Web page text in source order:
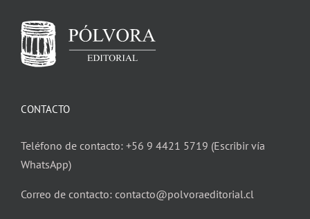
CONTACTO
Teléfono de contacto: +56 9 4421 5719 (Escribir vía
WhatsApp)
Correo de contacto: contacto@polvoraeditorial.cl